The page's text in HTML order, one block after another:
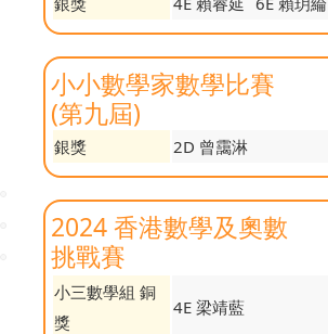
小小數學家數學比賽
(第九屆)
銀獎 2D 曾靄淋
2024 香港數學及奧數
挑戰賽
小三數學組 銅
獎
4E 梁靖藍